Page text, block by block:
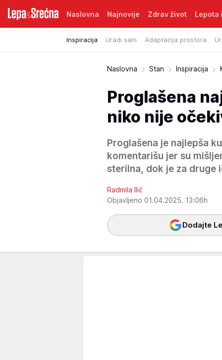
Naslovna Najnovije Zdrav život Lepota
Inspiracija Uradi sam Adaptacija prostora
Naslovna Stan Inspiracija
Proglašena
niko nije
Proglašena je najlepša
komentarišu jer su
sterilna, dok je za druge
Radmila Ilić
Objavljeno 01.04.2025. 13:06h
Dodajte